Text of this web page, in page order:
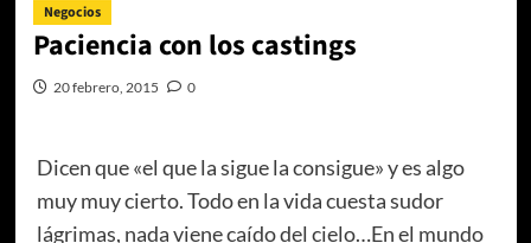
Negocios
Paciencia con los castings
20 febrero, 2015 0
Dicen que «el que la sigue la consigue» y es algo
muy muy cierto. Todo en la vida cuesta sudor
lágrimas, nada viene caído del cielo…En el mundo